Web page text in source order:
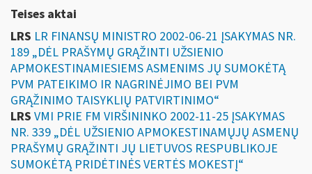
Teises aktai
LRS LR FINANSŲ MINISTRO 2002-06-21 ĮSAKYMAS NR.
189 „DĖL PRAŠYMŲ GRĄŽINTI UŽSIENIO
APMOKESTINAMIESIEMS ASMENIMS JŲ SUMOKĖTĄ
PVM PATEIKIMO IR NAGRINĖJIMO BEI PVM
GRĄŽINIMO TAISYKLIŲ PATVIRTINIMO“
LRS VMI PRIE FM VIRŠININKO 2002-11-25 ĮSAKYMAS
NR. 339 „DĖL UŽSIENIO APMOKESTINAMŲJŲ ASMENŲ
PRAŠYMŲ GRĄŽINTI JŲ LIETUVOS RESPUBLIKOJE
SUMOKĖTĄ PRIDĖTINĖS VERTĖS MOKESTĮ“